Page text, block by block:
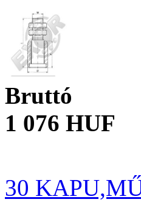
Bruttó
1 076 HUF
30